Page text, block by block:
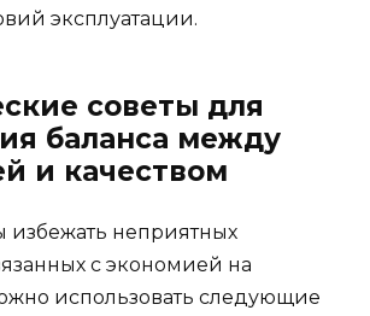
эксплуатации.
советы для
баланса между
и качеством
избежать неприятных
с экономией на
использовать следующие